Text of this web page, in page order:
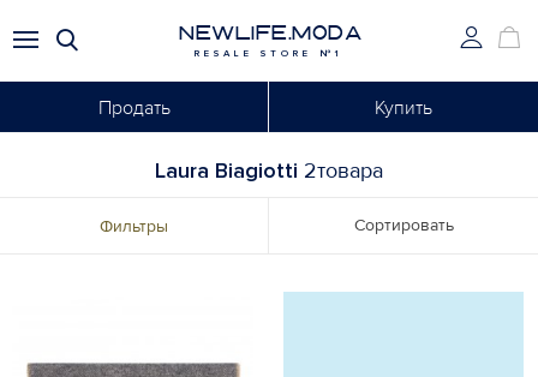
NEWLIFE.MODA
RESALE STORE №1
Продать Купить
Laura Biagiotti 2товара
Фильтры Сортировать